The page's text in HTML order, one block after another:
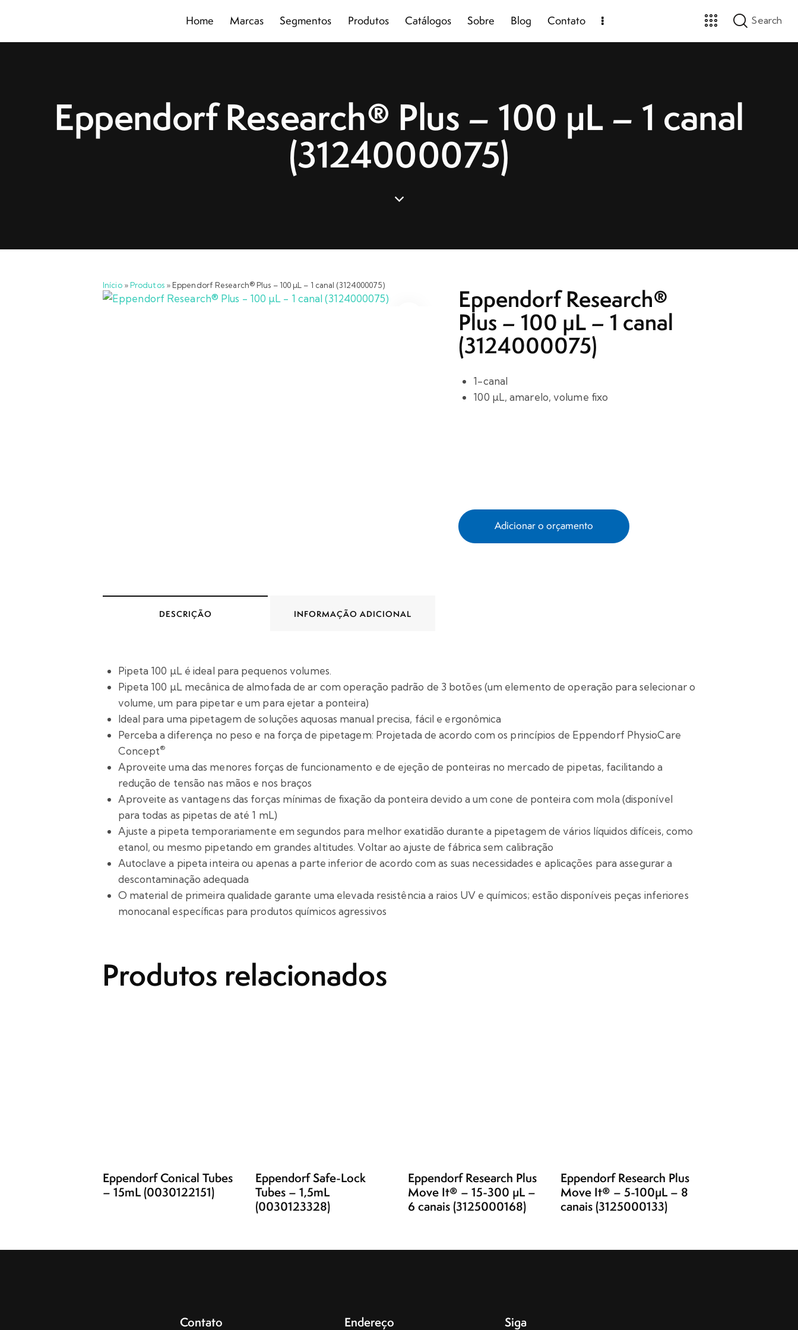
Home Marcas Segmentos Produtos Catálogos Sobre Blog Contato
Eppendorf Research® Plus – 100 µL – 1 canal
(3124000075)
Marcas
Blog
Contato
Início»Produtos» Eppendorf Research® Plus – 100 µL – 1 canal (3124000075) Eppendorf Research®
Plus – 100 µL – 1 canal
(3124000075)
1-canal
100 µL, amarelo, volume fixo
Adicionar o orçamento
DESCRIÇÃO INFORMAÇÃO ADICIONAL
Pipeta 100 µL é ideal para pequenos volumes.
Pipeta 100 µL mecânica de almofada de ar com operação padrão de 3 botões (um elemento de operação para selecionar o
volume, um para pipetar e um para ejetar a ponteira)
Ideal para uma pipetagem de soluções aquosas manual precisa, fácil e ergonômica
Perceba a diferença no peso e na força de pipetagem: Projetada de acordo com os princípios de Eppendorf PhysioCare
Concept®
Aproveite uma das menores forças de funcionamento e de ejeção de ponteiras no mercado de pipetas, facilitando a
redução de tensão nas mãos e nos braços
Aproveite as vantagens das forças mínimas de fixação da ponteira devido a um cone de ponteira com mola (disponível
para todas as pipetas de até 1 mL)
Ajuste a pipeta temporariamente em segundos para melhor exatidão durante a pipetagem de vários líquidos difíceis, como
etanol, ou mesmo pipetando em grandes altitudes. Voltar ao ajuste de fábrica sem calibração
Autoclave a pipeta inteira ou apenas a parte inferior de acordo com as suas necessidades e aplicações para assegurar a
descontaminação adequada
O material de primeira qualidade garante uma elevada resistência a raios UV e químicos; estão disponíveis peças inferiores
monocanal específicas para produtos químicos agressivos
Produtos relacionados
Eppendorf Conical Tubes
– 15mL (0030122151)
Eppendorf Safe-Lock
Tubes – 1,5mL
(0030123328)
Eppendorf Research Plus
Move It® – 15-300 µL –
6 canais (3125000168)
Eppendorf Research Plus
Move It® – 5-100µL – 8
canais (3125000133)
Contato Endereço Siga